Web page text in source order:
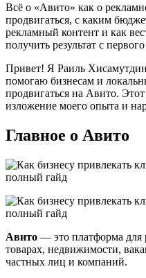
Всё о «Авито» как о
продвигаться, с каким
рекламный контент и как
получить результат с первого
Привет! Я Раиль
помогаю бизнесам и
продвигаться на Авито.
изложение моего опыта и
Главное о Авито
Авито — это платформа для
товарах, недвижимости,
частных лиц и компаний.